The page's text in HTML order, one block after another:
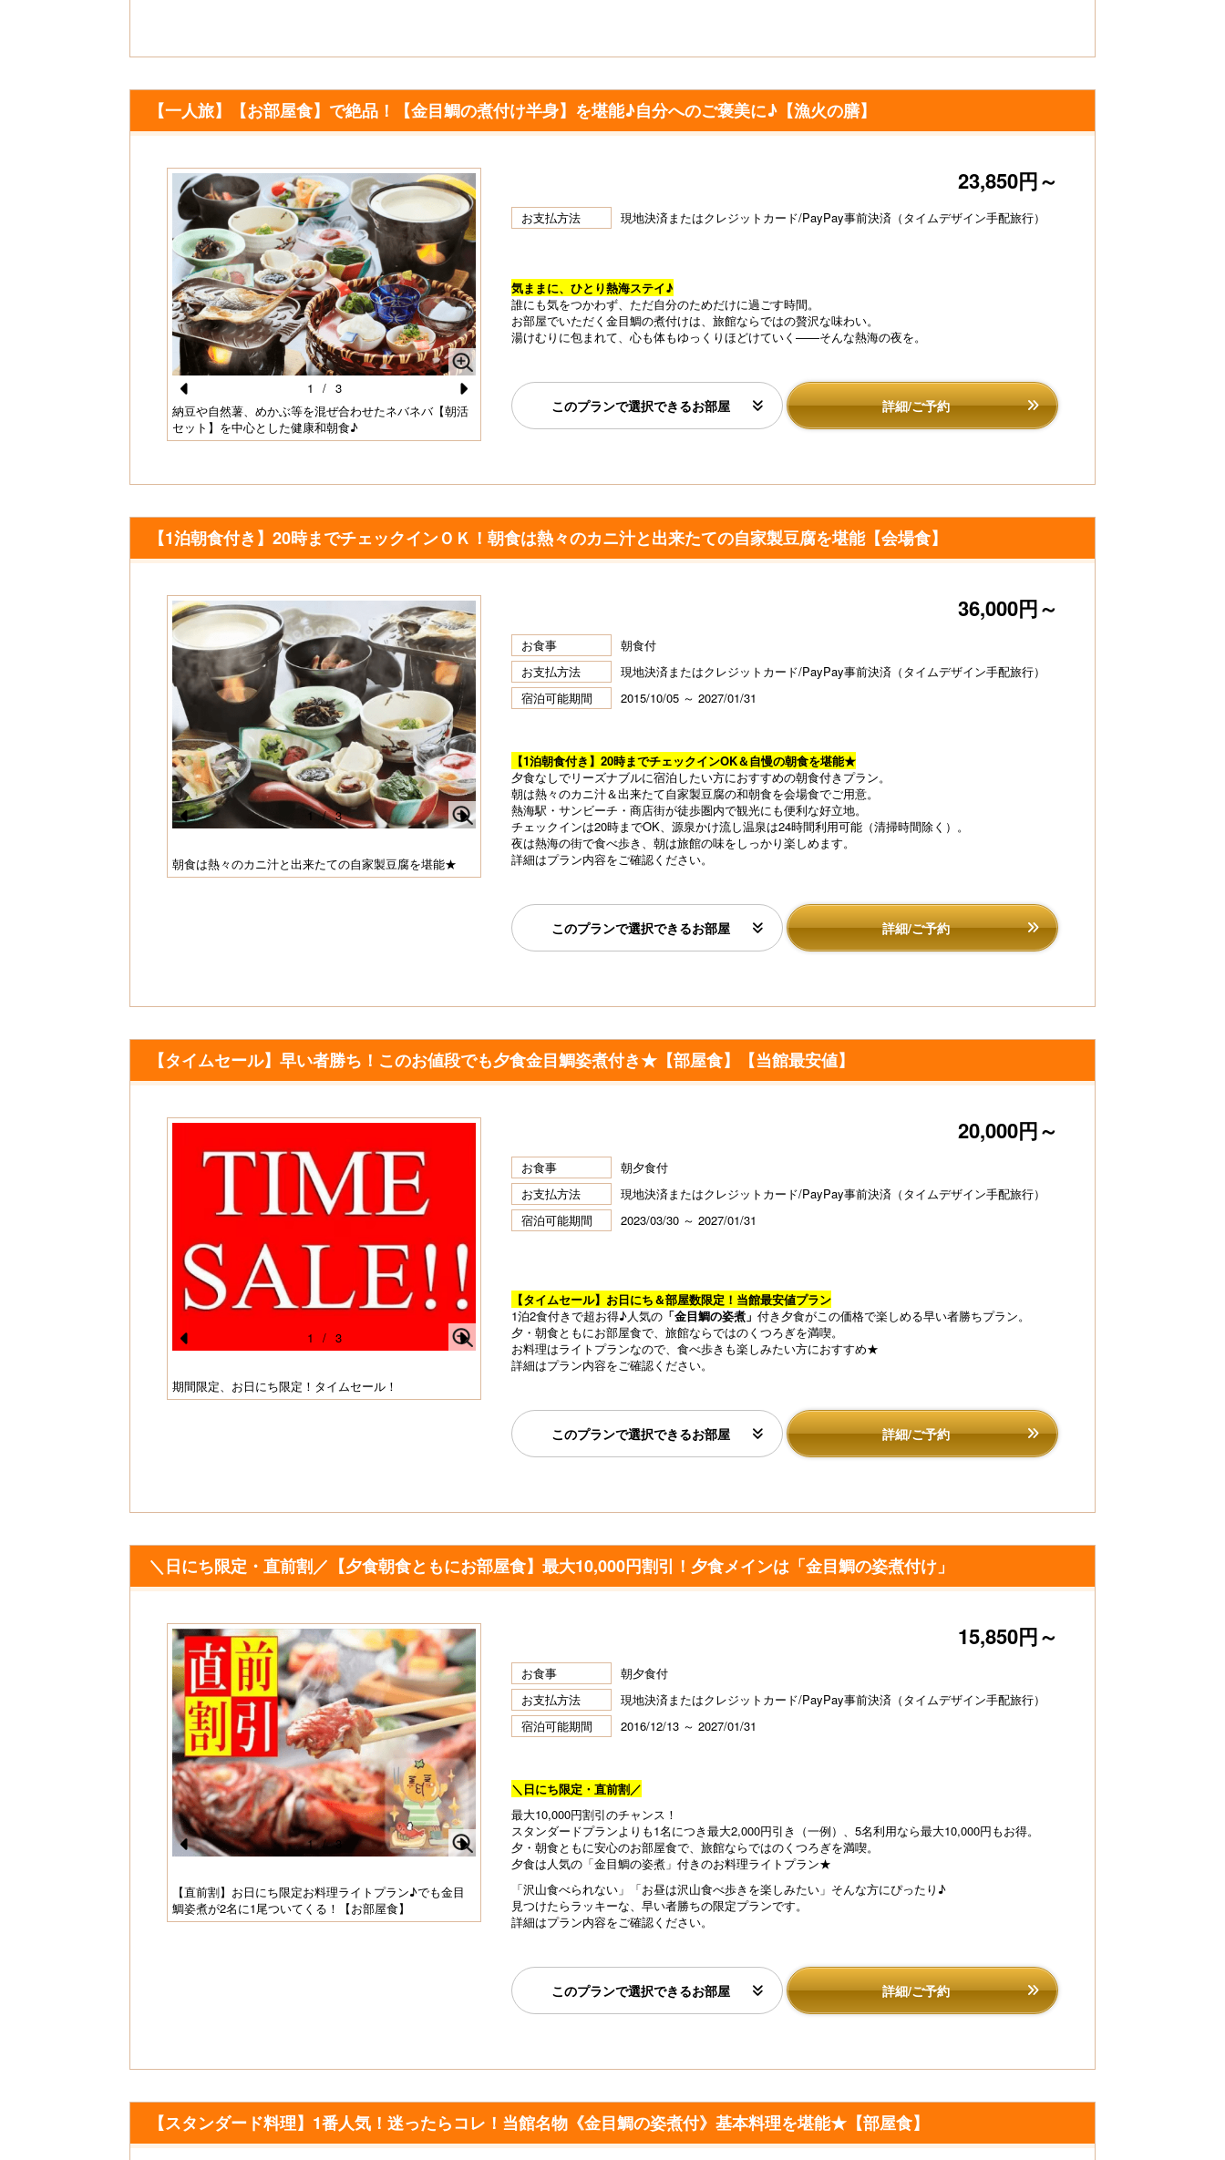
o
u
s
【一人旅】【お部屋食】で絶品！【金目鯛の煮付け半身】を堪能♪自分へのご褒美に♪【漁火の膳】
Pr
e
o
u
s
納豆や自然薯、めかぶ等を混ぜ合わせたネバネバ【朝活
セット】を中心とした健康和朝食♪
濃厚で熱々な“自家製豆腐”は栄養満点◎ 元気イッパイの笑顔でお出迎え致します！
N
e
1 / 3
23,850円～
お支払方法 現地決済またはクレジットカード/PayPay事前決済（タイムデザイン手配旅行）
気ままに、ひとり熱海ステイ♪
誰にも気をつかわず、ただ自分のためだけに過ごす時間。
お部屋でいただく金目鯛の煮付けは、旅館ならではの贅沢な味わい。
湯けむりに包まれて、心も体もゆっくりほどけていく——そんな熱海の夜を。
詳細/ご予約
このプランで選択できるお部屋
【1泊朝食付き】20時までチェックインＯＫ！朝食は熱々のカニ汁と出来たての自家製豆腐を堪能【会場食】
e
朝食は熱々のカニ汁と出来たての自家製豆腐を堪能★
濃厚で熱々な“自家製豆腐”は栄養満点◎
1 / 3
36,000円～
お食事
朝食付
お支払方法
現地決済またはクレジットカード/PayPay事前決済（タイムデザイン手配旅行）
宿泊可能期間
2015/10/05 ～ 2027/01/31
【1泊朝食付き】20時までチェックインOK＆自慢の朝食を堪能★
夕食なしでリーズナブルに宿泊したい方におすすめの朝食付きプラン。
朝は熱々のカニ汁＆出来たて自家製豆腐の和朝食を会場食でご用意。
熱海駅・サンビーチ・商店街が徒歩圏内で観光にも便利な好立地。
チェックインは20時までOK、源泉かけ流し温泉は24時間利用可能（清掃時間除く）。
夜は熱海の街で食べ歩き、朝は旅館の味をしっかり楽しめます。
詳細はプラン内容をご確認ください。
詳細/ご予約
このプランで選択できるお部屋
【タイムセール】早い者勝ち！このお値段でも夕食金目鯛姿煮付き★【部屋食】【当館最安値】
e
期間限定、お日にち限定！タイムセール！
かんぱ～い★「お部屋食」だから安心して食事を楽しめ
1 / 3
20,000円～
お食事
朝夕食付
お支払方法
現地決済またはクレジットカード/PayPay事前決済（タイムデザイン手配旅行）
宿泊可能期間
2023/03/30 ～ 2027/01/31
【タイムセール】お日にち＆部屋数限定！当館最安値プラン
1泊2食付きで超お得♪人気の 「金目鯛の姿煮」 付き夕食がこの価格で楽しめる早い者勝ちプラン。
夕・朝食ともにお部屋食で、旅館ならではのくつろぎを満喫。
お料理はライトプランなので、食べ歩きも楽しみたい方におすすめ★
詳細はプラン内容をご確認ください。
詳細/ご予約
このプランで選択できるお部屋
＼日にち限定・直前割／【夕食朝食ともにお部屋食】最大10,000円割引！夕食メインは「金目鯛の姿煮付け」
e
vi
【直前割】お日にち限定お料理ライトプラン♪でも金目
鯛姿煮が2名に1尾ついてくる！【お部屋食】
【お部屋食】クチコミでも高評価をいただいている金目
鯛の姿煮付がメインの一番人気献立「漁火の膳」
当館自慢の「金目鯛姿煮付」は甘辛ダレでご飯にもお酒
にも相性◎
e
xt
1 / 3
15,850円～
お食事
朝夕食付
お支払方法
現地決済またはクレジットカード/PayPay事前決済（タイムデザイン手配旅行）
宿泊可能期間
2016/12/13 ～ 2027/01/31
＼日にち限定・直前割／
最大10,000円割引のチャンス！
スタンダードプランよりも1名につき最大2,000円引き（一例）、5名利用なら最大10,000円もお得。
夕・朝食ともに安心のお部屋食で、旅館ならではのくつろぎを満喫。
夕食は人気の「金目鯛の姿煮」付きのお料理ライトプラン★
「沢山食べられない」「お昼は沢山食べ歩きを楽しみたい」 そんな方にぴったり♪
見つけたらラッキーな、早い者勝ちの限定プランです。
詳細はプラン内容をご確認ください。
詳細/ご予約
このプランで選択できるお部屋
【スタンダード料理】1番人気！迷ったらコレ！当館名物《金目鯛の姿煮付》基本料理を堪能★【部屋食】